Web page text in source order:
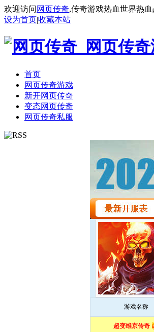
欢迎访问 网页传奇,传奇游戏热血世界热
设为首页|收藏本站
首页
网页传奇游戏
新开网页传奇
变态网页传奇
网页传奇私服